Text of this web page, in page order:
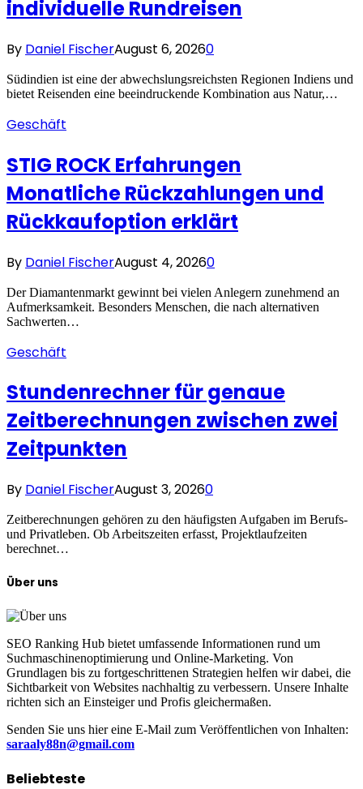
individuelle Rundreisen
By Daniel FischerAugust 6, 20260
Südindien ist eine der abwechslungsreichsten Regionen Indiens und
bietet Reisenden eine beeindruckende Kombination aus Natur,…
Geschäft
STIG ROCK Erfahrungen
Monatliche Rückzahlungen und
Rückkaufoption erklärt
By Daniel FischerAugust 4, 20260
Der Diamantenmarkt gewinnt bei vielen Anlegern zunehmend an
Aufmerksamkeit. Besonders Menschen, die nach alternativen
Sachwerten…
Geschäft
Stundenrechner für genaue
Zeitberechnungen zwischen zwei
Zeitpunkten
By Daniel FischerAugust 3, 20260
Zeitberechnungen gehören zu den häufigsten Aufgaben im Berufs-
und Privatleben. Ob Arbeitszeiten erfasst, Projektlaufzeiten
berechnet…
Über uns
SEO Ranking Hub bietet umfassende Informationen rund um
Suchmaschinenoptimierung und Online-Marketing. Von
Grundlagen bis zu fortgeschrittenen Strategien helfen wir dabei, die
Sichtbarkeit von Websites nachhaltig zu verbessern. Unsere Inhalte
richten sich an Einsteiger und Profis gleichermaßen.
Senden Sie uns hier eine E-Mail zum Veröffentlichen von Inhalten:
saraaly88n@gmail.com
Beliebteste